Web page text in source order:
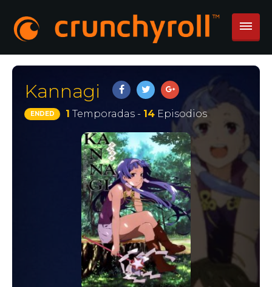
Kannagi
ENDED 1 Temporadas - 14Episodios